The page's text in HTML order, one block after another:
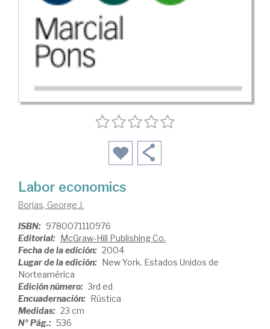
Labor economics
Borjas, George J.
ISBN: 9780071110976
Editorial: McGraw-Hill Publishing Co.
Fecha de la edición: 2004
Lugar de la edición: New York. Estados Unidos de
Norteamérica
Edición número: 3rd ed
Encuadernación: Rústica
Medidas: 23 cm
Nº Pág.: 536